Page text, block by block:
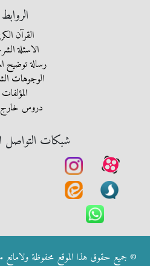
الروابط
القرآن الكريم
الاسئلة الشرعية
رسالة توضيح
الوجوهات
المؤلفات
دروس خارج
شبكات التواصل
© جميع حقوق هذا الموقع محفوظة ولامانع من